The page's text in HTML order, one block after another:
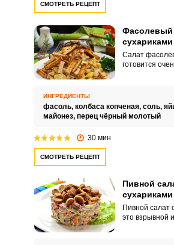
СМОТРЕТЬ РЕЦЕПТ
Фасолевый
сухариками
Салат
готовится
представляет
полноценный
ИНГРЕДИЕНТЫ
фасоль, колбаса копченая, соль,
майонез, перец чёрный молотый
30 мин
СМОТРЕТЬ РЕЦЕПТ
Пивной
сухариками
Пивной салат
это взрывной